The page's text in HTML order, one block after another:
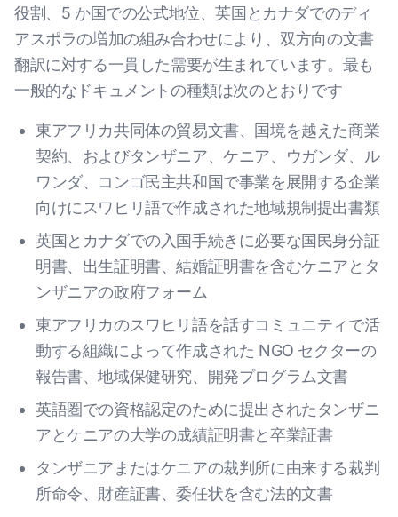
役割、5 か国での公式地位、英国とカナダでのディ
アスポラの増加の組み合わせにより、双方向の文書
翻訳に対する一貫した需要が生まれています。最も
一般的なドキュメントの種類は次のとおりです
東アフリカ共同体の貿易文書、国境を越えた商業
契約、およびタンザニア、ケニア、ウガンダ、ル
ワンダ、コンゴ民主共和国で事業を展開する企業
向けにスワヒリ語で作成された地域規制提出書類
英国とカナダでの入国手続きに必要な国民身分証
明書、出生証明書、結婚証明書を含むケニアとタ
ンザニアの政府フォーム
東アフリカのスワヒリ語を話すコミュニティで活
動する組織によって作成された NGO セクターの
報告書、地域保健研究、開発プログラム文書
英語圏での資格認定のために提出されたタンザニ
アとケニアの大学の成績証明書と卒業証書
タンザニアまたはケニアの裁判所に由来する裁判
所命令、財産証書、委任状を含む法的文書